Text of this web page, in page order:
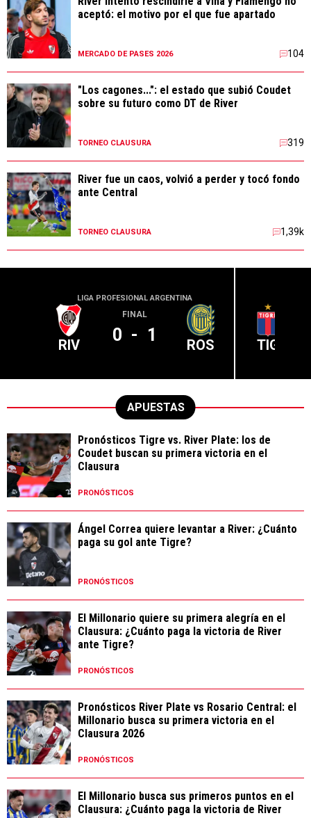
aceptó: el motivo por el que fue apartado
MERCADO DE PASES 2026 104
"Los cagones...": el estado que subió Coudet
sobre su futuro como DT de River
TORNEO CLAUSURA 319
River fue un caos, volvió a perder y tocó fondo
ante Central
TORNEO CLAUSURA 1,39k
LIGA PROFESIONAL ARGENTINA
RIV
FINAL
0 - 1 ROS TIG
APUESTAS
Pronósticos Tigre vs. River Plate: los de
Coudet buscan su primera victoria en el
Clausura
PRONÓSTICOS
Ángel Correa quiere levantar a River: ¿Cuánto
paga su gol ante Tigre?
PRONÓSTICOS
El Millonario quiere su primera alegría en el
Clausura: ¿Cuánto paga la victoria de River
ante Tigre?
PRONÓSTICOS
Pronósticos River Plate vs Rosario Central: el
Millonario busca su primera victoria en el
Clausura 2026
PRONÓSTICOS
El Millonario busca sus primeros puntos en el
Clausura: ¿Cuánto paga la victoria de River